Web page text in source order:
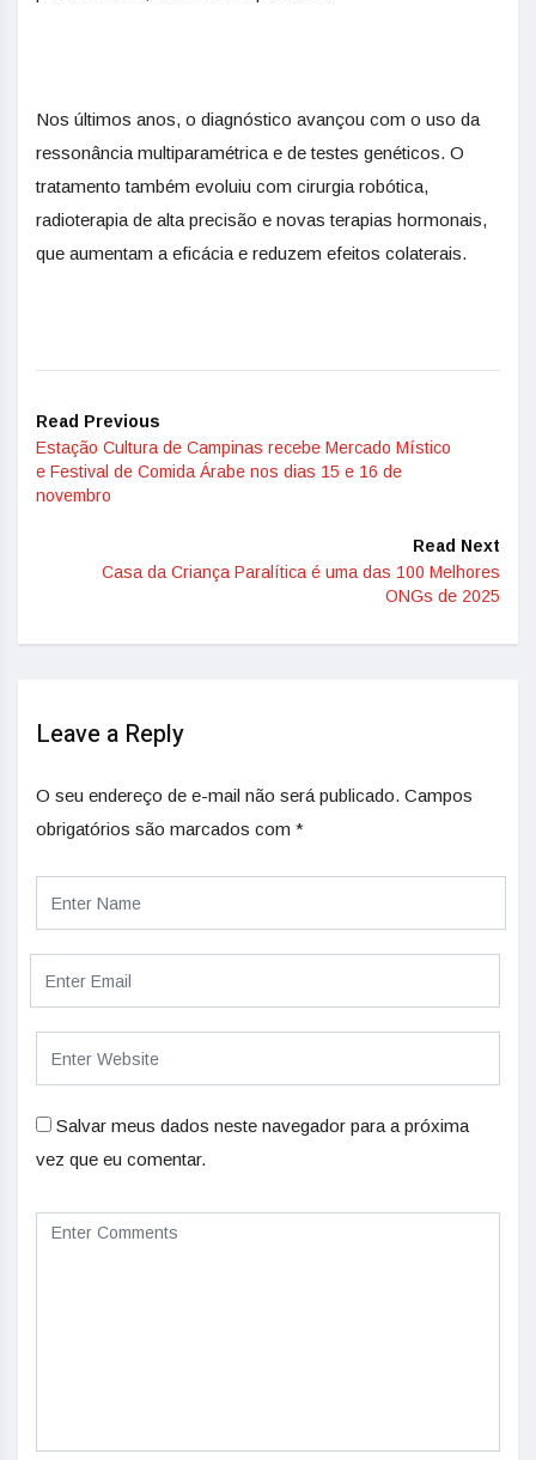
Nos últimos anos, o diagnóstico avançou com o uso da
ressonância multiparamétrica e de testes genéticos. O
tratamento também evoluiu com cirurgia robótica,
radioterapia de alta precisão e novas terapias hormonais,
que aumentam a eficácia e reduzem efeitos colaterais.
Read Previous
Estação Cultura de Campinas recebe Mercado Místico
e Festival de Comida Árabe nos dias 15 e 16 de
novembro
Read Next
Casa da Criança Paralítica é uma das 100 Melhores
ONGs de 2025
Leave a Reply
O seu endereço de e-mail não será publicado. Campos
obrigatórios são marcados com *
Salvar meus dados neste navegador para a próxima
vez que eu comentar.